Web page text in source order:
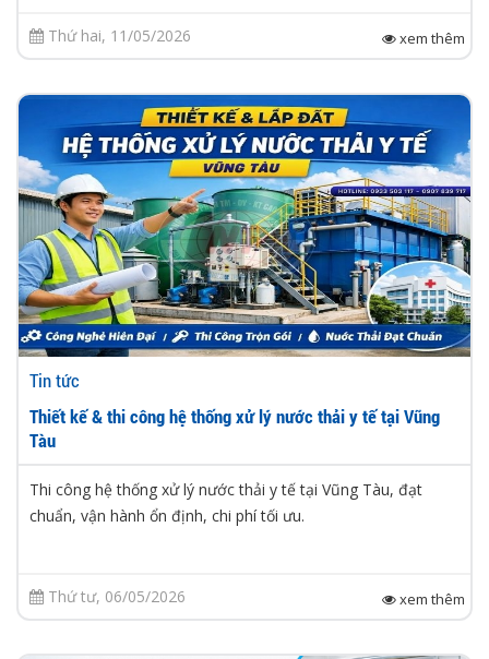
Thứ hai, 11/05/2026 xem thêm
Tin tức
Thiết kế & thi công hệ thống xử lý nước thải y tế tại Vũng
Tàu
Thi công hệ thống xử lý nước thải y tế tại Vũng Tàu, đạt
chuẩn, vận hành ổn định, chi phí tối ưu.
Thứ tư, 06/05/2026 xem thêm